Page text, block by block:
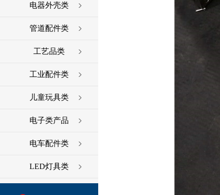
电器外壳类
管道配件类
工艺品类
工业配件类
儿童玩具类
电子类产品
电车配件类
LED灯具类